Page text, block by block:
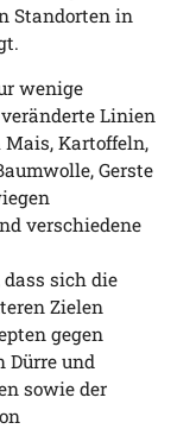
Standorten in
wenige
Linien
Kartoffeln,
Gerste
verschiedene
sich die
Zielen
gegen
Dürre und
sowie der